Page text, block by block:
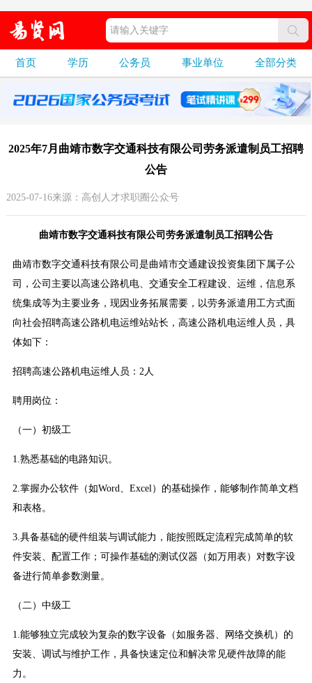
首页 学历 公务员 事业单位 全部分类
2025年7月曲靖市数字交通科技有限公司劳务派遣制员工招聘
公告
2025-07-16来源：高创人才求职圈公众号
曲靖市数字交通科技有限公司劳务派遣制员工招聘公告
曲靖市数字交通科技有限公司是曲靖市交通建设投资集团下属子公
司，公司主要以高速公路机电、交通安全工程建设、运维，信息系
统集成等为主要业务，现因业务拓展需要，以劳务派遣用工方式面
向社会招聘高速公路机电运维站站长，高速公路机电运维人员，具
体如下：
招聘高速公路机电运维人员：2人
聘用岗位：
（一）初级工
1.熟悉基础的电路知识。
2.掌握办公软件（如Word、Excel）的基础操作，能够制作简单文档
和表格。
3.具备基础的硬件组装与调试能力，能按照既定流程完成简单的软
件安装、配置工作；可操作基础的测试仪器（如万用表）对数字设
备进行简单参数测量。
（二）中级工
1.能够独立完成较为复杂的数字设备（如服务器、网络交换机）的
安装、调试与维护工作，具备快速定位和解决常见硬件故障的能
力。